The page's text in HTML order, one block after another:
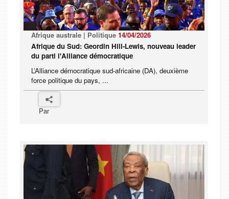
Afrique australe | Politique 14/04/2026
Afrique du Sud: Geordin Hill-Lewis, nouveau leader
du parti l'Alliance démocratique
L’Alliance démocratique sud-africaine (DA), deuxième
force politique du pays, ...
Par